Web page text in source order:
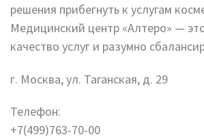
решения прибегнуть к услугам
Медицинский центр «Алтеро» —
качество услуг и разумно
г. Москва, ул. Таганская, д. 29
Телефон:
+7(499)763-70-00